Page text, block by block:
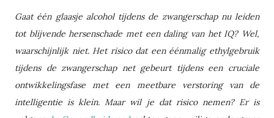
Gaat één glaasje alcohol tijdens de zwangerschap nu leiden
tot blijvende hersenschade met een daling van het IQ? Wel,
waarschijnlijk niet. Het risico dat een éénmalig ethylgebruik
tijdens de zwangerschap net gebeurt tijdens een cruciale
ontwikkelingsfase met een meetbare verstoring van de
intelligentie is klein. Maar wil je dat risico nemen? Er is